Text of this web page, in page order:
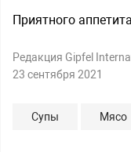
Приятного
Редакция Gipfel
23 сентября 2021
Супы Мясо